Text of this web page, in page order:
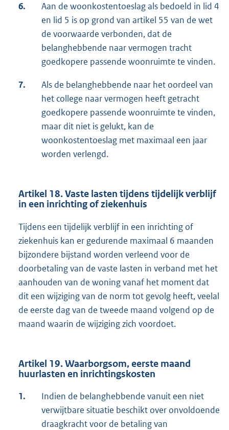
6.
Aan de woonkostentoeslag als bedoeld in lid 4
en lid 5 is op grond van artikel 55 van de wet
de voorwaarde verbonden, dat de
belanghebbende naar vermogen tracht
goedkopere passende woonruimte te vinden.
7.
Als de belanghebbende naar het oordeel van
het college naar vermogen heeft getracht
goedkopere passende woonruimte te vinden,
maar dit niet is gelukt, kan de
woonkostentoeslag met maximaal een jaar
worden verlengd.
Artikel 18. Vaste lasten tijdens tijdelijk verblijf
in een inrichting of ziekenhuis
Tijdens een tijdelijk verblijf in een inrichting of
ziekenhuis kan er gedurende maximaal 6 maanden
bijzondere bijstand worden verleend voor de
doorbetaling van de vaste lasten in verband met het
aanhouden van de woning vanaf het moment dat
dit een wijziging van de norm tot gevolg heeft, veelal
de eerste dag van de tweede maand volgend op de
maand waarin de wijziging zich voordoet.
Artikel 19. Waarborgsom, eerste maand
huurlasten en inrichtingskosten
1.
Indien de belanghebbende vanuit een niet
verwijtbare situatie beschikt over onvoldoende
draagkracht voor de betaling van